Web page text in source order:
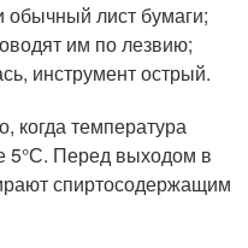
обычный лист бумаги;
им по лезвию;
инструмент острый.
когда температура
5°С. Перед выходом в
спиртосодержащим